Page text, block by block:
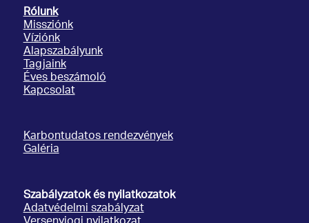
Rólunk
Missziónk
Víziónk
Alapszabályunk
Tagjaink
Éves beszámoló
Kapcsolat
Karbontudatos rendezvények
Galéria
Szabályzatok és nyilatkozatok
Adatvédelmi szabályzat